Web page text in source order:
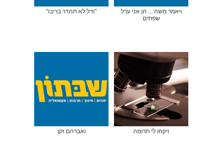
ויאמר משה ... הן אני ערל
שפתים
"ודל לא תהדר בריבו"
ויקחו לי תרומה ואברהם זקן